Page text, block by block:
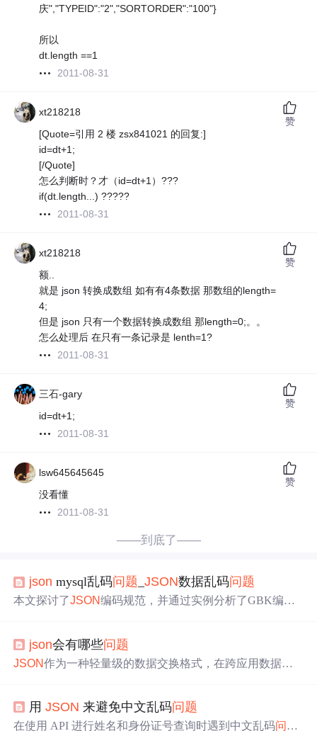
庆","TYPEID":"2","SORTORDER":"100"}
所以
dt.length ==1
2011-08-31
xt218218
[Quote=引用 2 楼 zsx841021 的回复:]
id=dt+1;
[/Quote]
怎么判断时？才（id=dt+1）???
if(dt.length...) ?????
2011-08-31
赞
xt218218
额..
就是 json 转换成数组 如有有4条数据 那数组的length=
4;
但是 json 只有一个数据转换成数组 那length=0;。。
怎么处理后 在只有一条记录是 lenth=1?
2011-08-31
赞
三石-gary
id=dt+1;
2011-08-31
赞
lsw645645645
没看懂
2011-08-31
赞
——到底了——
json mysql乱码问题 _JSON数据乱码问题
本文探讨了JSON编码规范，并通过实例分析了GBK编码
json会有哪些问题
JSON作为一种轻量级的数据交换格式，在跨应用数据传
率低下和内存 问题。
用JSON 来避免中文乱码问题
在使用 API 进行姓名和身份证号查询时遇到中文乱码问题